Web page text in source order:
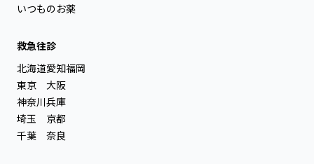
いつものお薬
救急往診
北海道
東京
神奈川
埼玉
千葉
愛知
大阪
兵庫
京都
奈良
福岡